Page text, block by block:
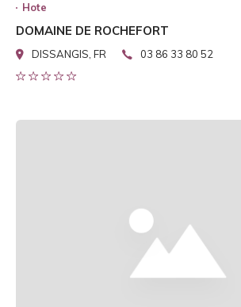
Hote
DOMAINE DE ROCHEFORT
DISSANGIS, FR 03 86 33 80 52